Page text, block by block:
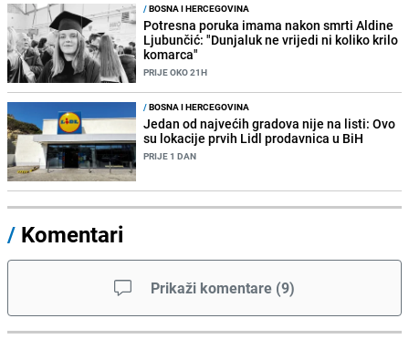
/BOSNA I HERCEGOVINA
Potresna poruka imama nakon smrti Aldine
Ljubunčić: "Dunjaluk ne vrijedi ni koliko krilo
komarca"
PRIJE OKO 21H
/BOSNA I HERCEGOVINA
Jedan od najvećih gradova nije na listi: Ovo
su lokacije prvih Lidl prodavnica u BiH
PRIJE 1 DAN
/ Komentari
Prikaži komentare (9)